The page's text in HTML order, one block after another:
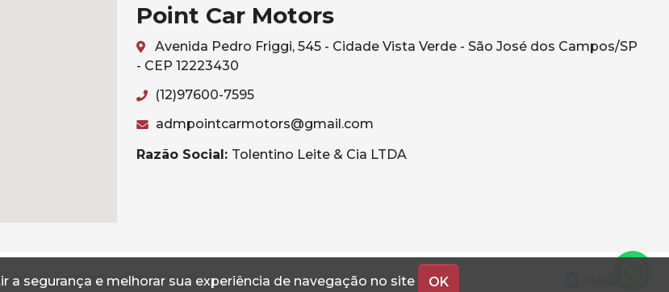
a segurança e melhorar sua experiência de navegação no site OK
Point Car Motors
Avenida Pedro Friggi, 545 - Cidade Vista Verde - São José dos Campos/SP
- CEP 12223430
(12)97600-7595
admpointcarmotors@gmail.com
Razão Social: Tolentino Leite & Cia LTDA
Termos Privacidade